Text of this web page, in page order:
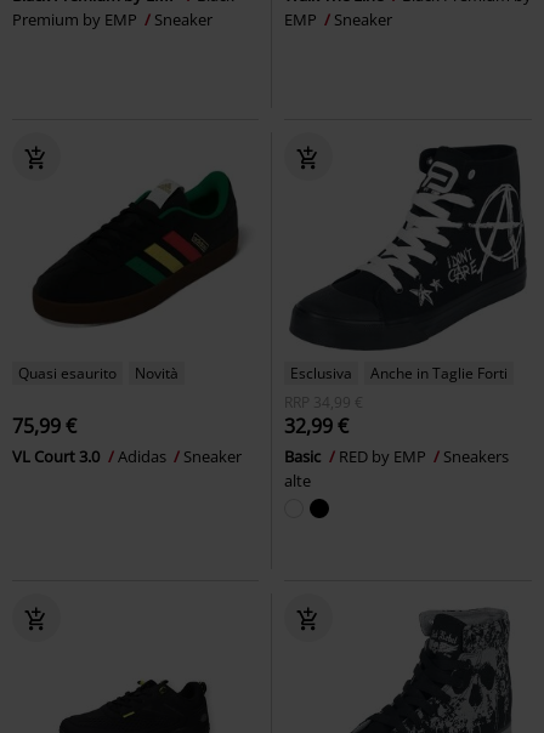
Premium by EMP
Sneaker
EMP
Sneaker
Quasi esaurito Novità
75,99 €
VL Court 3.0 Adidas Sneaker
Esclusiva
Anche in Taglie Forti
RRP
34,99 €
32,99 €
Basic RED by EMP
Sneakers
alte